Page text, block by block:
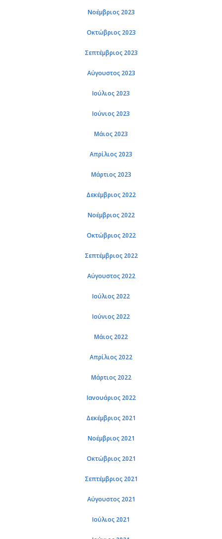
Νοέμβριος 2023
Οκτώβριος 2023
Σεπτέμβριος 2023
Αύγουστος 2023
Ιούλιος 2023
Ιούνιος 2023
Μάιος 2023
Απρίλιος 2023
Μάρτιος 2023
Δεκέμβριος 2022
Νοέμβριος 2022
Οκτώβριος 2022
Σεπτέμβριος 2022
Αύγουστος 2022
Ιούλιος 2022
Ιούνιος 2022
Μάιος 2022
Απρίλιος 2022
Μάρτιος 2022
Ιανουάριος 2022
Δεκέμβριος 2021
Νοέμβριος 2021
Οκτώβριος 2021
Σεπτέμβριος 2021
Αύγουστος 2021
Ιούλιος 2021